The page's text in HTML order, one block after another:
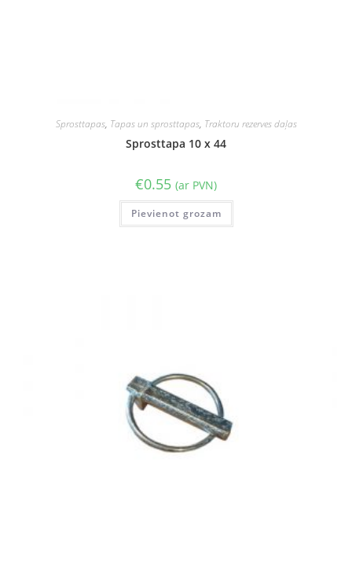
Sprosttapas, Tapas un sprosttapas, Traktoru rezerves daļas
Sprosttapa 10 x 44
€0.55 (ar PVN)
Pievienot grozam